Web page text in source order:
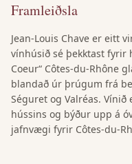
Framleiðsla
Jean-Louis Chave er eitt
vínhúsið sé þekktast fyrir
Coeur“ Côtes-du-Rhône
blandað úr þrúgum frá
Séguret og Valréas.
hússins og býður upp á
jafnvægi fyrir Côtes-du-